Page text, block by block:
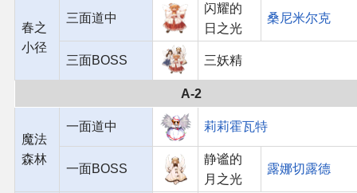
春之
小径
三面道中
闪耀的
日之光
桑尼米尔克
三面BOSS 三妖精
A-2
魔法
森林
一面道中 莉莉霍瓦特
一面BOSS
静谧的
月之光
露娜切露德